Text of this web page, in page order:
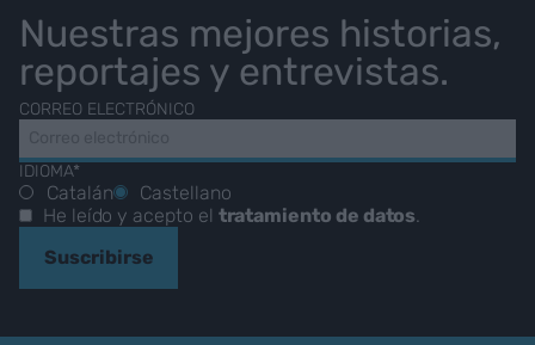
Nuestras mejores historias,
reportajes y entrevistas.
CORREO ELECTRÓNICO
IDIOMA*
Catalán
Castellano
He leído y acepto el tratamiento de datos
Suscribirse